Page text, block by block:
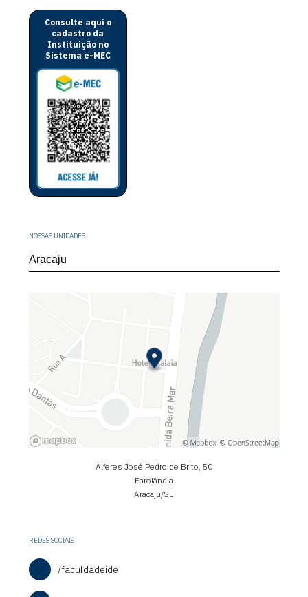
Consulte aqui o
cadastro da
Instituição no
Sistema e-MEC
NOSSAS UNIDADES
Alferes José Pedro de Brito, 50
Farolândia
Aracaju/SE
REDES SOCIAIS
/faculdadeide